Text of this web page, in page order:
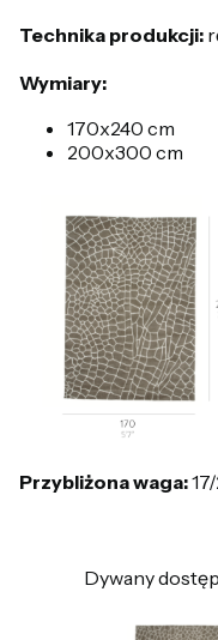
Technika produkcji:
Wymiary:
170x240 cm
200x300 cm
Przybliżona waga:
Dywany